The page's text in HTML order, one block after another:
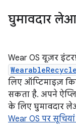
घुमावदार
Wear OS यूज़र
लिए ऑप्टिमाइज़
सकता है. अपने
के लिए घुमावदार
Wear OS पर